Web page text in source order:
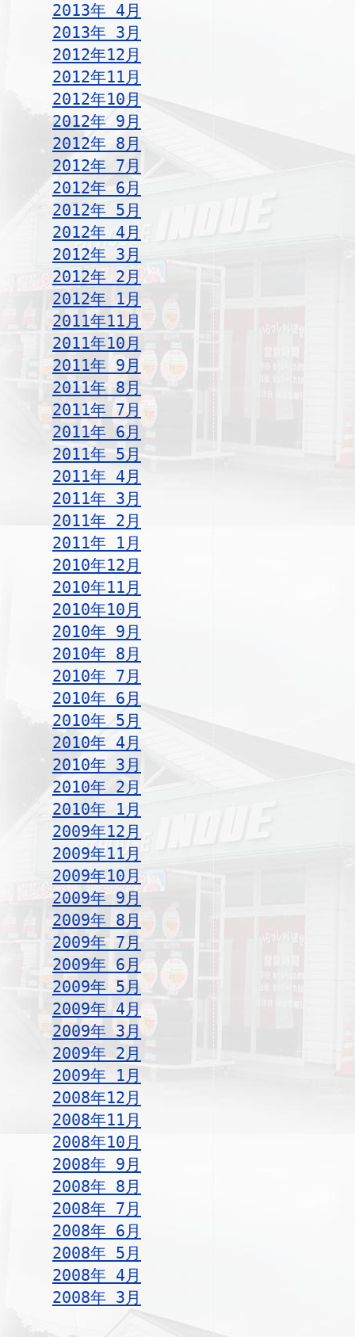
2013年 4月
2013年 3月
2012年12月
2012年11月
2012年10月
2012年 9月
2012年 8月
2012年 7月
2012年 6月
2012年 5月
2012年 4月
2012年 3月
2012年 2月
2012年 1月
2011年11月
2011年10月
2011年 9月
2011年 8月
2011年 7月
2011年 6月
2011年 5月
2011年 4月
2011年 3月
2011年 2月
2011年 1月
2010年12月
2010年11月
2010年10月
2010年 9月
2010年 8月
2010年 7月
2010年 6月
2010年 5月
2010年 4月
2010年 3月
2010年 2月
2010年 1月
2009年12月
2009年11月
2009年10月
2009年 9月
2009年 8月
2009年 7月
2009年 6月
2009年 5月
2009年 4月
2009年 3月
2009年 2月
2009年 1月
2008年12月
2008年11月
2008年10月
2008年 9月
2008年 8月
2008年 7月
2008年 6月
2008年 5月
2008年 4月
2008年 3月